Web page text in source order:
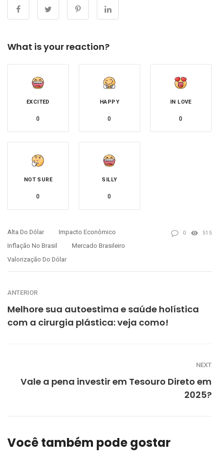
What is your reaction?
EXCITED
0
HAPPY
0
IN LOVE
0
NOT SURE
0
SILLY
0
Alta Do Dólar
Impacto Econômico
Inflação No Brasil
Mercado Brasileiro
Valorização Do Dólar
0 515
ANTERIOR
Melhore sua autoestima e saúde holística
com a cirurgia plástica: veja como!
NEXT
Vale a pena investir em Tesouro Direto em
2025?
Você também pode gostar